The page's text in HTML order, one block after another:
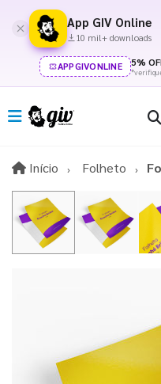
App GIV Online
10 mil+ downloads
APPGIVONLINE 5%
Início InícioFolheto